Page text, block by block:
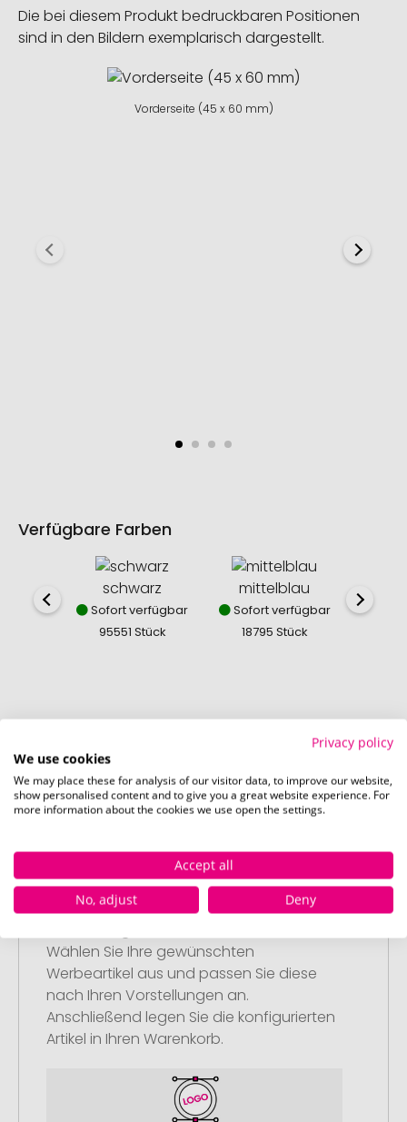
Die bei diesem Produkt bedruckbaren Positionen
sind in den Bildern exemplarisch dargestellt.
Vorderseite (45 x 60 mm)
Verfügbare Farben
schwarz
Sofort verfügbar
95551 Stück
mittelblau
Sofort verfügbar
18795 Stück
So einfach bestellen Sie Ihre Werbeartikel bei
Schritt 1:
Wählen Sie Ihre gewünschten
Werbeartikel aus und passen Sie diese
nach Ihren Vorstellungen an.
Anschließend legen Sie die konfigurierten
Artikel in Ihren Warenkorb.
Privacy policy
We use cookies
We may place these for analysis of our visitor data, to improve our website,
show personalised content and to give you a great website experience. For
more information about the cookies we use open the settings.
Accept all
No, adjust
Deny